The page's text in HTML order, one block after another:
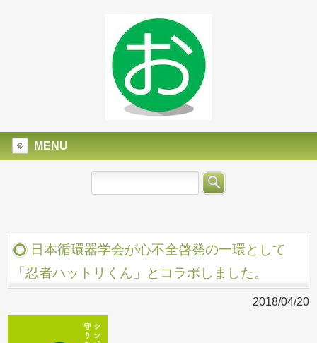
MENU
日本循環器学会が心不全啓発の一環として
「忍者ハットリくん」とコラボしました。
2018/04/20